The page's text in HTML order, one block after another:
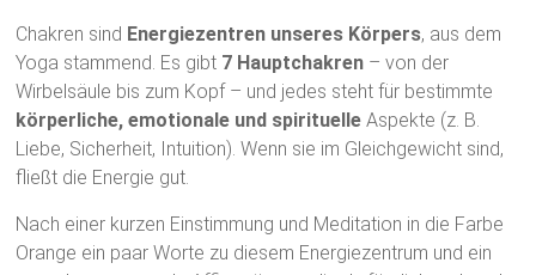
Chakren sind Energiezentren unseres Körpers, aus dem
Yoga stammend. Es gibt 7 Hauptchakren – von der
Wirbelsäule bis zum Kopf – und jedes steht für bestimmte
körperliche, emotionale und spirituelleAspekte (z. B.
Liebe, Sicherheit, Intuition). Wenn sie im Gleichgewicht sind,
fließt die Energie gut.
Nach einer kurzen Einstimmung und Meditation in die Farbe
Orange ein paar Worte zu diesem Energiezentrum und ein